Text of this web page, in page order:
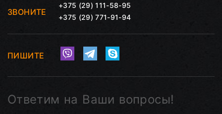
ЗВОНИТЕ
+375 (29) 111-58-95
+375 (29) 771-91-94
ПИШИТЕ
Ответим на Ваши вопросы!